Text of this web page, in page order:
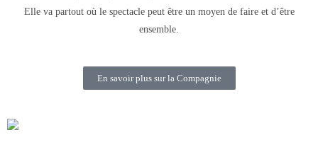
Elle va partout où le spectacle peut être un moyen de faire et d’être
ensemble.
En savoir plus sur la Compagnie